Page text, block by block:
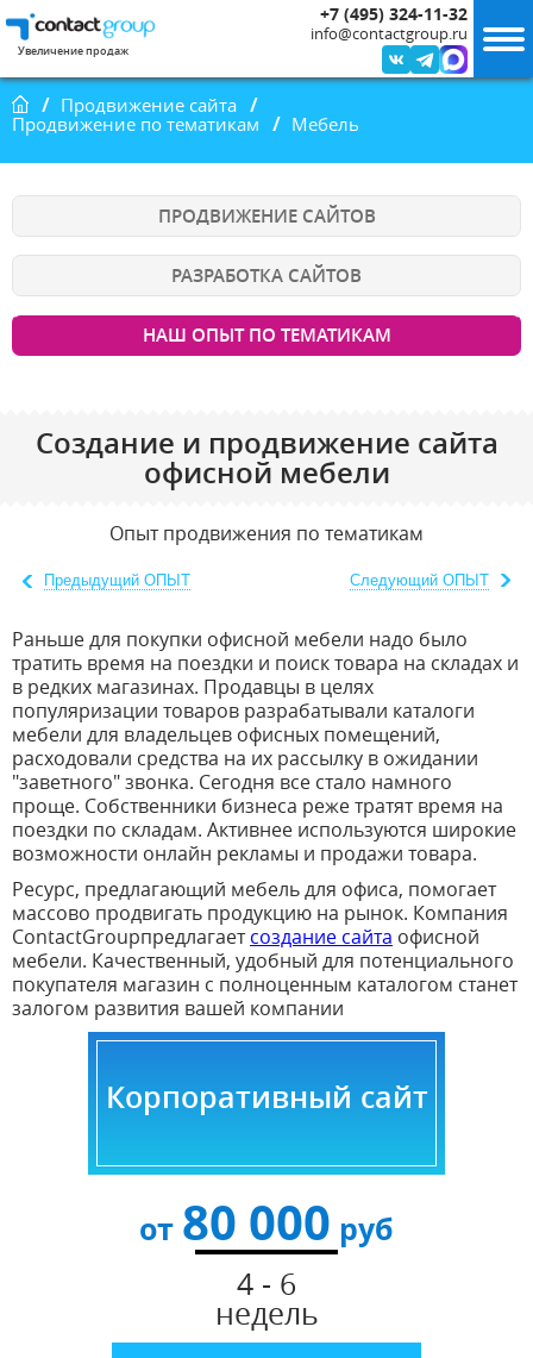
Увеличение продаж
info@contactgroup.ru
+7 (495) 324-11-32
ГлавнаяПродвижение сайта
Продвижение по тематикам
Мебель
ПРОДВИЖЕНИЕ САЙТОВ
РАЗРАБОТКА САЙТОВ
НАШ ОПЫТ ПО ТЕМАТИКАМ
Создание и продвижение сайта
офисной мебели
Предыдущий ОПЫТ
Опыт продвижения по тематикам
Следующий ОПЫТ
Раньше для покупки офисной мебели надо было
тратить время на поездки и поиск товара на складах и
в редких магазинах. Продавцы в целях
популяризации товаров разрабатывали каталоги
мебели для владельцев офисных помещений,
расходовали средства на их рассылку в ожидании
"заветного" звонка. Сегодня все стало намного
проще. Собственники бизнеса реже тратят время на
поездки по складам. Активнее используются широкие
возможности онлайн рекламы и продажи товара.
Ресурс, предлагающий мебель для офиса, помогает
массово продвигать продукцию на рынок. Компания
ContactGroupпредлагаетсоздание сайта офисной
мебели. Качественный, удобный для потенциального
покупателя магазин с полноценным каталогом станет
залогом развития вашей компании
Корпоративный сайт
от 80 000 руб
4 - 6
недель